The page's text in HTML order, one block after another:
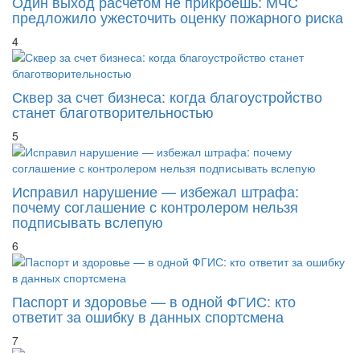
предложило ужесточить оценку пожарного риска
4
Сквер за счет бизнеса: когда благоустройство
станет благотворительностью
5
Исправил нарушение — избежал штрафа:
почему соглашение с контролером нельзя
подписывать вслепую
6
Паспорт и здоровье — в одной ФГИС: кто
ответит за ошибку в данных спортсмена
7